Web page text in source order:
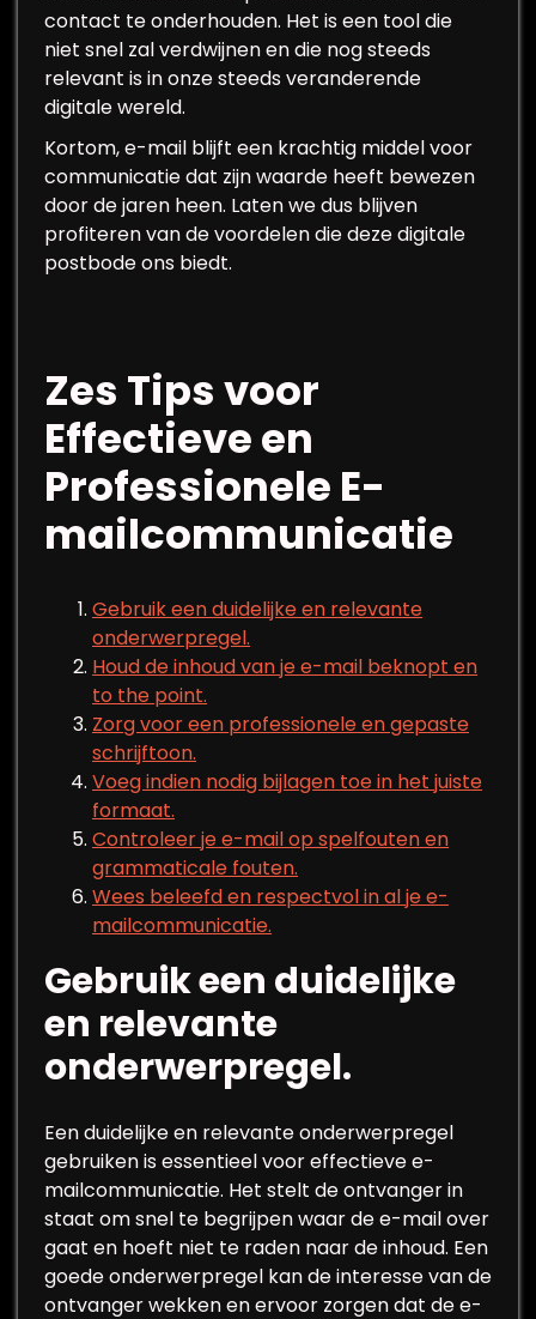
contact te onderhouden. Het is een tool die
niet snel zal verdwijnen en die nog steeds
relevant is in onze steeds veranderende
digitale wereld.
Kortom, e-mail blijft een krachtig middel voor
communicatie dat zijn waarde heeft bewezen
door de jaren heen. Laten we dus blijven
profiteren van de voordelen die deze digitale
postbode ons biedt.
Zes Tips voor
Effectieve en
Professionele E-
mailcommunicatie
Gebruik een duidelijke en relevante
onderwerpregel.
Houd de inhoud van je e-mail beknopt en
to the point.
Zorg voor een professionele en gepaste
schrijftoon.
Voeg indien nodig bijlagen toe in het juiste
formaat.
Controleer je e-mail op spelfouten en
grammaticale fouten.
Wees beleefd en respectvol in al je e-
mailcommunicatie.
Gebruik een duidelijke
en relevante
onderwerpregel.
Een duidelijke en relevante onderwerpregel
gebruiken is essentieel voor effectieve e-
mailcommunicatie. Het stelt de ontvanger in
staat om snel te begrijpen waar de e-mail over
gaat en hoeft niet te raden naar de inhoud. Een
goede onderwerpregel kan de interesse van de
ontvanger wekken en ervoor zorgen dat de e-